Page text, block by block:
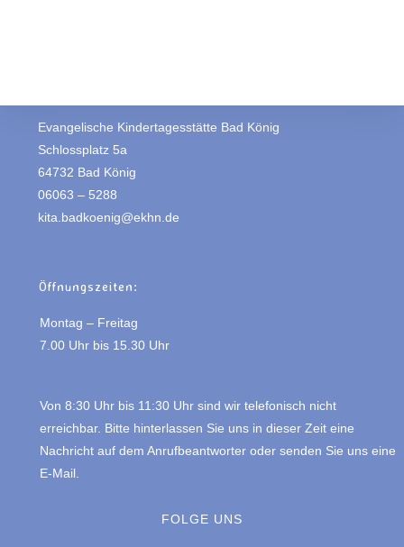
Evangelische Kindertagesstätte Bad König
Schlossplatz 5a
64732 Bad König
06063 – 5288
kita.badkoenig@ekhn.de
Öffnungszeiten:
Montag – Freitag
7.00 Uhr bis 15.30 Uhr
Von 8:30 Uhr bis 11:30 Uhr sind wir telefonisch nicht
erreichbar. Bitte hinterlassen Sie uns in dieser Zeit eine
Nachricht auf dem Anrufbeantworter oder senden Sie uns eine
E-Mail.
FOLGE UNS